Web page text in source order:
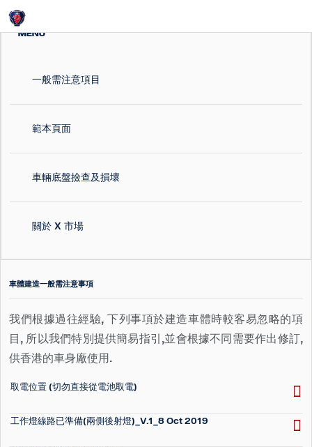
MENU
一般需注意項目
範本頁面
車輛底盤撿查及損壞
關於 X 市場
車體建造一般需注意事項
我們根據過往經驗, 下列事項於建造車體時較客易忽略的項
目, 所以我們特別提供簡易指引,並會根據不同需要作出修訂,
供香港的車身廠使用.
取電位置 (切勿直接從電池取電)
工作燈線路已準備(兩側後射燈)_V.1_8 Oct 2019